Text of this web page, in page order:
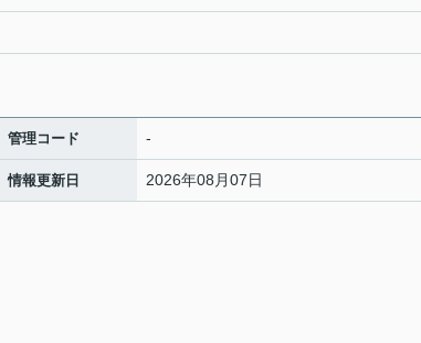
管理コード -
情報更新日 2026年08月07日